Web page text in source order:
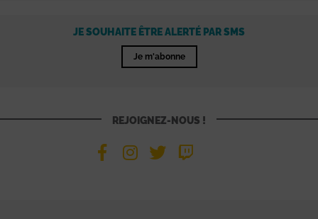
JE SOUHAITE ÊTRE ALERTÉ PAR SMS
Je m'abonne
REJOIGNEZ-NOUS !